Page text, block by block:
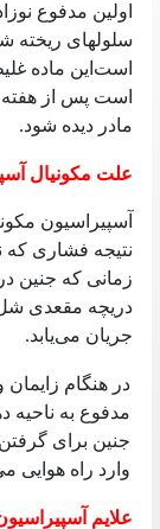
اولین‌ مدفوع
سلولهای‌
است‌این‌ ماده
مادر دیده شود.
علت‌ مکونیال
آسپیراسیون
نتیجه‌ فشاری‌
زمانی‌ که‌ جنین‌
دریچه‌ مقعدی‌
جریان می‌یابد.
در هنگام زایمان
مدفوع به‌ ناحیه‌
جنین‌ برای‌
وارد راه هوایی‌
علایم‌